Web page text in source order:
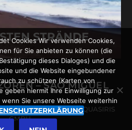
STRÄNDE
– SÃO MIGUEL
POWERED BYQUASIRIS
GMBH
Cookies Wir verwenden Cookies,
für Sie anbieten zu können (die
dieses Dialoges) und die
und die Website eingebundener
zu schützen (Karten von
geben hiermit Ihre Einwilligung zur
Sie unsere Webseite weiterhin